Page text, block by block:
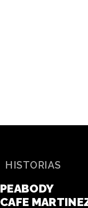
HISTORIAS
PEABODY
CAFE